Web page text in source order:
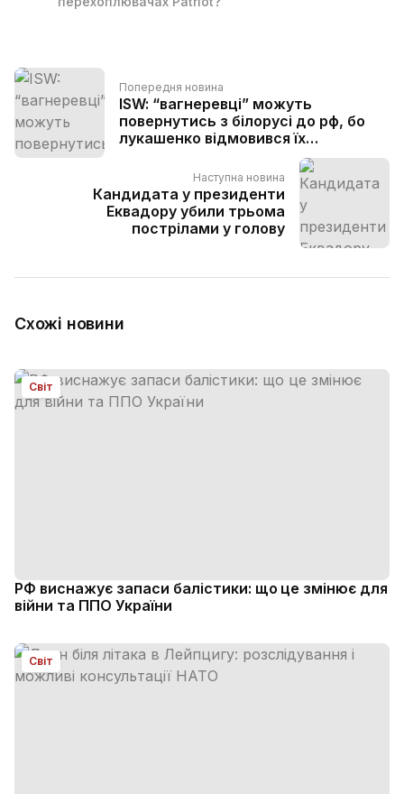
Попередня новина
ISW: “вагнеревці” можуть
повернутись з білорусі до рф, бо
лукашенко відмовився їх
Наступна новина
Кандидата у президенти
Еквадору убили трьома
пострілами у голову
Схожі новини
Світ
РФ виснажує запаси балістики: що це змінює для
війни та ППО України
Світ